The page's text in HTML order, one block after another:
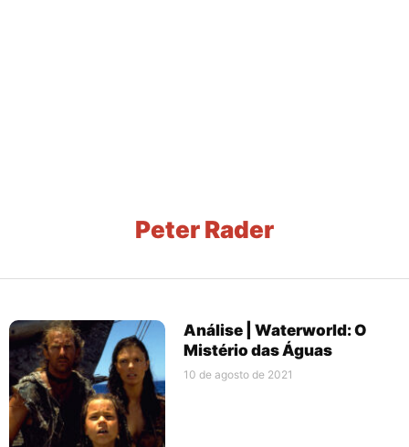
Peter Rader
Análise | Waterworld: O
Mistério das Águas
10 de agosto de 2021